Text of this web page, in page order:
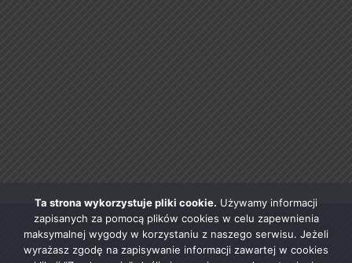
Ta strona wykorzystuje pliki cookie. Używamy informacji
zapisanych za pomocą plików cookies w celu zapewnienia
maksymalnej wygody w korzystaniu z naszego serwisu. Jeżeli
wyrażasz zgodę na zapisywanie informacji zawartej w cookies